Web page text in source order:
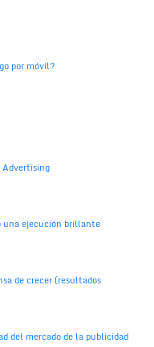
por móvil?
Advertising
ejecución brillante
de crecer (resultados
del mercado de la publicidad